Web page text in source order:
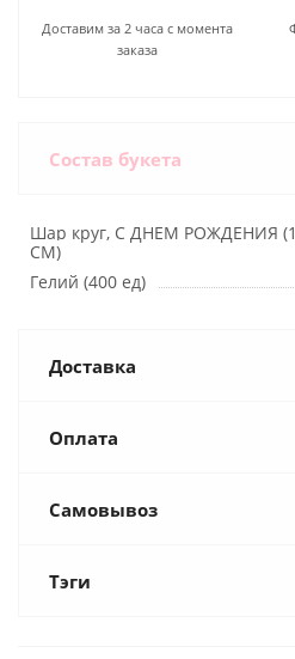
Доставим за 2 часа с момента
заказа
Состав букета
Шар круг, С ДНЕМ РОЖДЕНИЯ
СМ)
Гелий (400 ед)
Доставка
Оплата
Самовывоз
Тэги